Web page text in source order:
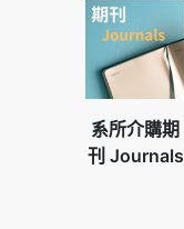
系所介購期
刊 Journals